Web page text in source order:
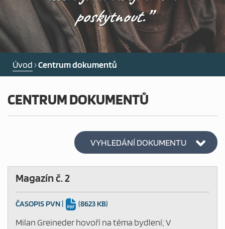
NOCLEHÁRNA
PRO OSOBY BEZ PŘÍSTŘEŠÍ
POMOC NOUZI
AKTUALITY
NABÍDKA ZAMĚSTNÁNÍ
CHCI DAROVAT
poskytnout.”
Úvod ›Centrum dokumentů
CENTRUM DOKUMENTŮ
VYHLEDÁNÍ DOKUMENTU
Magazín č. 2
ČASOPIS PVN | (8623 KB)
Milan Greineder hovoří na téma bydlení; V